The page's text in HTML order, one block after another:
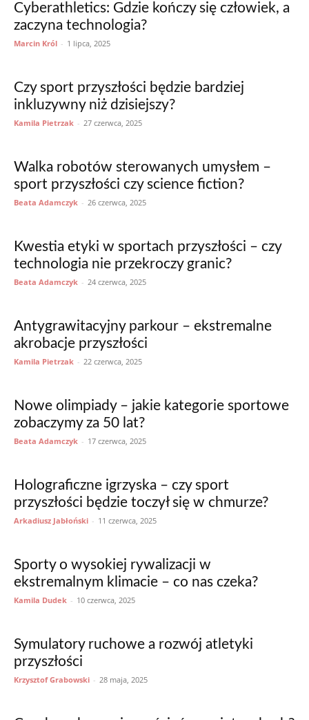
Cyberathletics: Gdzie kończy się człowiek, a
zaczyna technologia?
Marcin Król - 1 lipca, 2025
Czy sport przyszłości będzie bardziej
inkluzywny niż dzisiejszy?
Kamila Pietrzak - 27 czerwca, 2025
Walka robotów sterowanych umysłem –
sport przyszłości czy science fiction?
Beata Adamczyk - 26 czerwca, 2025
Kwestia etyki w sportach przyszłości – czy
technologia nie przekroczy granic?
Beata Adamczyk - 24 czerwca, 2025
Antygrawitacyjny parkour – ekstremalne
akrobacje przyszłości
Kamila Pietrzak - 22 czerwca, 2025
Nowe olimpiady – jakie kategorie sportowe
zobaczymy za 50 lat?
Beata Adamczyk - 17 czerwca, 2025
Holograficzne igrzyska – czy sport
przyszłości będzie toczył się w chmurze?
Arkadiusz Jabłoński - 11 czerwca, 2025
Sporty o wysokiej rywalizacji w
ekstremalnym klimacie – co nas czeka?
Kamila Dudek - 10 czerwca, 2025
Symulatory ruchowe a rozwój atletyki
przyszłości
Krzysztof Grabowski - 28 maja, 2025